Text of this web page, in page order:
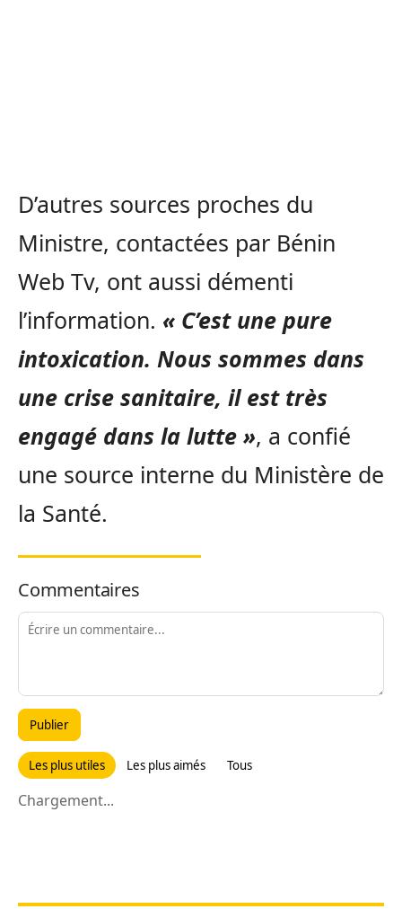
D’autres sources proches du
Ministre, contactées par Bénin
Web Tv, ont aussi démenti
l’information. « C’est une pure
intoxication. Nous sommes dans
une crise sanitaire, il est très
engagé dans la lutte », a confié
une source interne du Ministère de
la Santé.
Commentaires
Publier
Les plus utiles Les plus aimés Tous
Chargement...